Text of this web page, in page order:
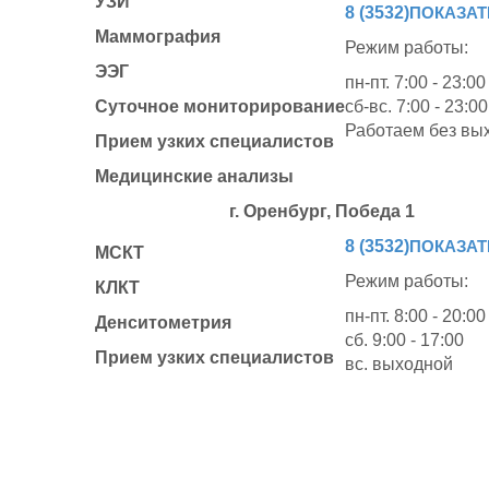
Маммография
ЭЭГ
Суточное мониторирование
Прием узких специалистов
Медицинские анализы
8 (3532)
Режим работы:
пн-пт. 7:00 - 23:00
сб-вс. 7:00 - 23:00
Работаем без
г. Оренбург, Победa 1
МСКТ
КЛКТ
Денситометрия
Прием узких специалистов
8 (3532)
Режим работы:
пн-пт. 8:00 - 20:00
сб. 9:00 - 17:00
вс. выходной